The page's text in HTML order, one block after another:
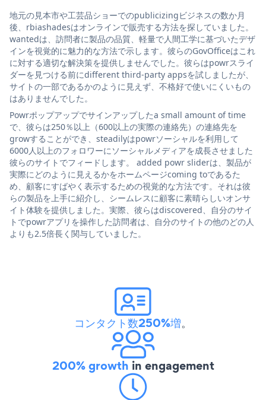
地元の見本市や工芸品ショーでのpublicizingビジネスの数か月
後、rbiashadesはオンラインで販売する方法を探していました。
wantedは、訪問者に製品の品質、軽量で人間工学に基づいたデザ
インを視覚的に魅力的な方法で示します。彼らのGovOfficeはこれ
に対する適切な解決策を提供しませんでした。彼らはpowrスライ
ダーを見つける前にdifferent third-party appsを試しましたが、
サイトの一部であるかのように見えず、不格好で使いにくいもの
はありませんでした。
Powrポップアップでサインアップしたa small amount of time
で、彼らは250％以上（600以上の実際の連絡先）の連絡先を
growすることができ、steadilyはpowrソーシャルを利用して
6000人以上のフォロワーにソーシャルメディアを成長させました
彼らのサイトでフィードします。 added powr sliderは、製品が
実際にどのように見えるかをホームページcoming toであるた
め、顧客にすばやく表示するための視覚的な方法です。それは彼
らの製品を上手に紹介し、シームレスに顧客に素晴らしいオンサ
イト体験を提供しました。実際、彼らはdiscovered、自分のサイ
トでpowrアプリを操作した訪問者は、自分のサイトの他のどの人
よりも2.5倍長く関与していました。
コンタクト数250%増。
200% growth in engagement